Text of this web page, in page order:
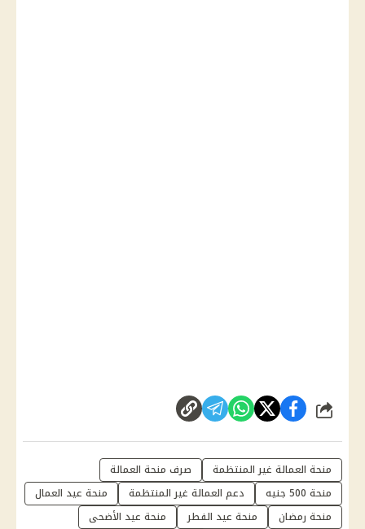
شارك
منحة العمالة غير المنتظمة
صرف منحة العمالة
منحة 500 جنيه
دعم العمالة غير المنتظمة
منحة عيد العمال
منحة رمضان
منحة عيد الفطر
منحة عيد الأضحى